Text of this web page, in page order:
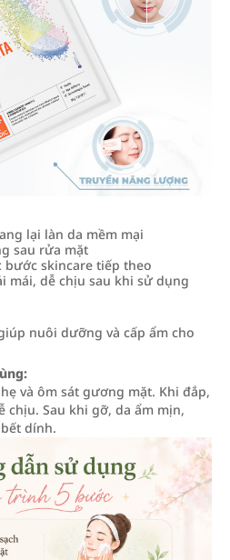
lại làn da mềm mại
sau rửa mặt
bước skincare tiếp theo
mái, dễ chịu sau khi sử dụng
nuôi dưỡng và cấp ẩm cho
và ôm sát gương mặt. Khi đắp,
chịu. Sau khi gỡ, da ẩm mịn,
dính.